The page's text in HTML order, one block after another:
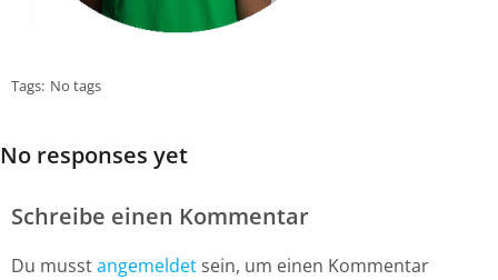
Tags: No tags
No responses yet
Schreibe einen Kommentar
Du musstangemeldet sein, um einen Kommentar